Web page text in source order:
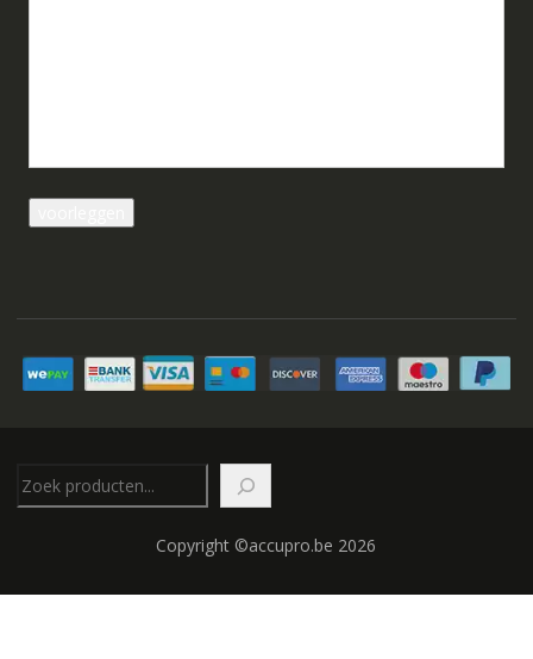
Copyright ©accupro.be 2026